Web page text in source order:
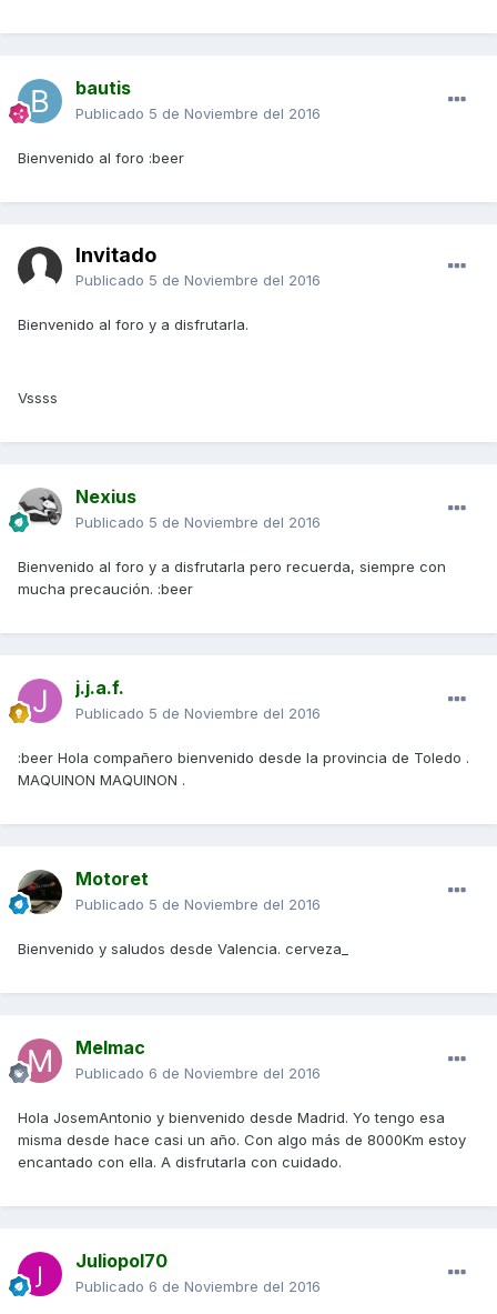
bautis
Publicado 5 de Noviembre del 2016
Bienvenido al foro :beer
Invitado
Publicado 5 de Noviembre del 2016
Bienvenido al foro y a disfrutarla.
Vssss
Nexius
Publicado 5 de Noviembre del 2016
Bienvenido al foro y a disfrutarla pero recuerda, siempre con
mucha precaución. :beer
j.j.a.f.
Publicado 5 de Noviembre del 2016
:beer Hola compañero bienvenido desde la provincia de Toledo .
MAQUINON MAQUINON .
Motoret
Publicado 5 de Noviembre del 2016
Bienvenido y saludos desde Valencia. cerveza_
Melmac
Publicado 6 de Noviembre del 2016
Hola JosemAntonio y bienvenido desde Madrid. Yo tengo esa
misma desde hace casi un año. Con algo más de 8000Km estoy
encantado con ella. A disfrutarla con cuidado.
Juliopol70
Publicado 6 de Noviembre del 2016